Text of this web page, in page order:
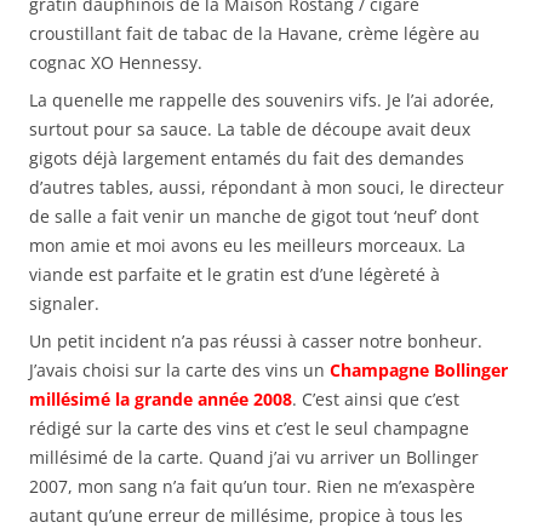
croustillant fait de tabac de la Havane, crème légère au
cognac XO Hennessy.
La quenelle me rappelle des souvenirs vifs. Je l’ai adorée,
surtout pour sa sauce. La table de découpe avait deux
gigots déjà largement entamés du fait des demandes
d’autres tables, aussi, répondant à mon souci, le directeur
de salle a fait venir un manche de gigot tout ‘neuf’ dont
mon amie et moi avons eu les meilleurs morceaux. La
viande est parfaite et le gratin est d’une légèreté à
signaler.
Un petit incident n’a pas réussi à casser notre bonheur.
J’avais choisi sur la carte des vins un Champagne Bollinger
millésimé la grande année 2008. C’est ainsi que c’est
rédigé sur la carte des vins et c’est le seul champagne
millésimé de la carte. Quand j’ai vu arriver un Bollinger
2007, mon sang n’a fait qu’un tour. Rien ne m’exaspère
autant qu’une erreur de millésime, propice à tous les